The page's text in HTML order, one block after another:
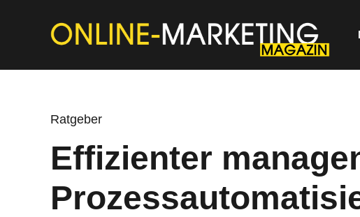
Ratgeber
Effizienter